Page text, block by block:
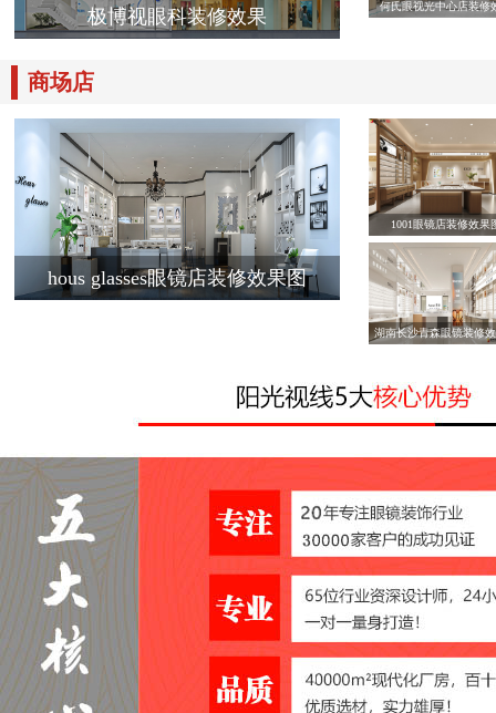
极博视眼科装修效果 何氏眼视光中心店装修
商场店
hous glasses眼镜店装修效果图
1001眼镜店装修效果
湖南长沙青森眼镜装修